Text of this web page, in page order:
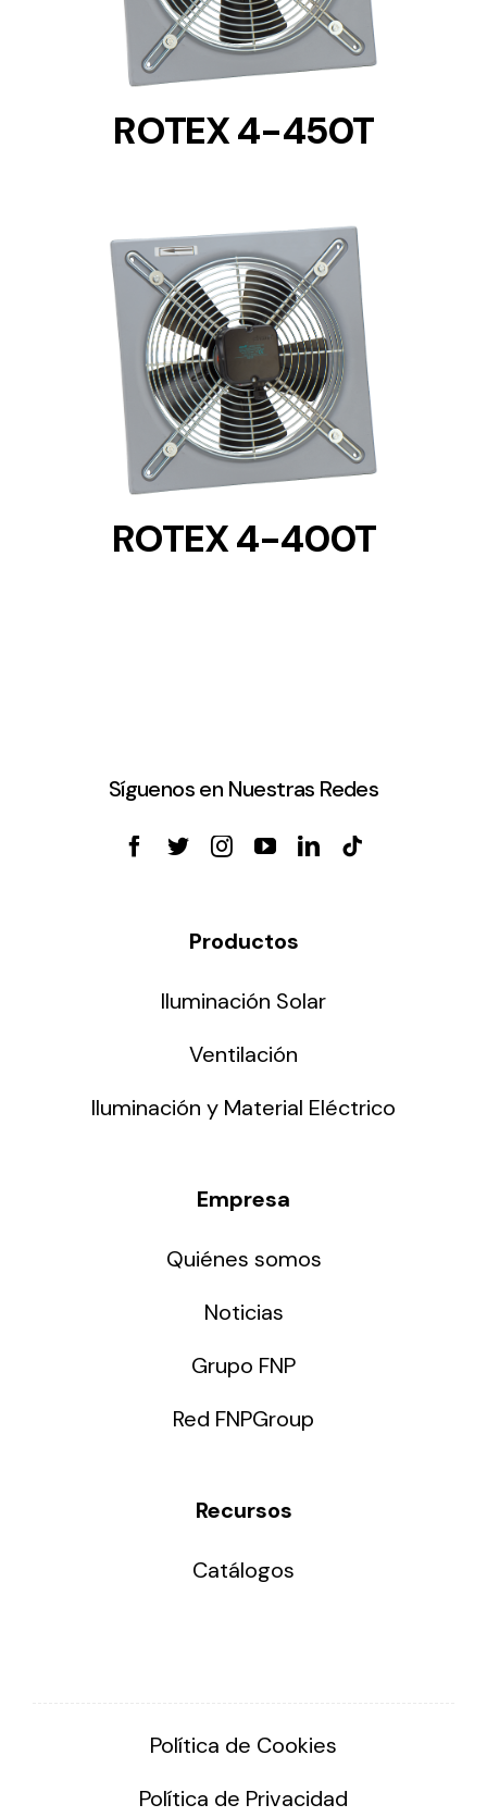
ROTEX 4-450T
DETAILS
ROTEX 4-400T
Síguenos en Nuestras Redes
Productos
Iluminación Solar
Ventilación
Iluminación y Material Eléctrico
Empresa
Quiénes somos
Noticias
Grupo FNP
Red FNPGroup
Recursos
Catálogos
Política de Cookies
Política de Privacidad